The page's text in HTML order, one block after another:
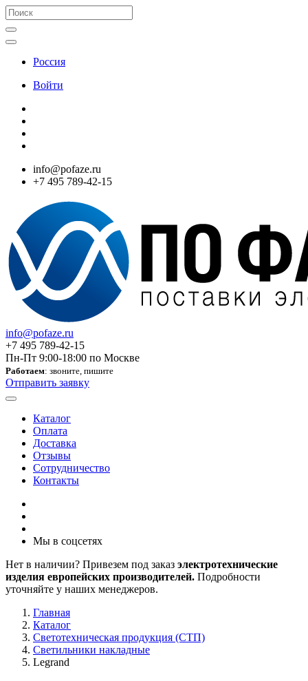
Россия
Войти
info@pofaze.ru
+7 495 789-42-15
info@pofaze.ru
+7 495 789-42-15
Пн-Пт 9:00-18:00 по Москве
Работаем: звоните, пишите
Отправить заявку
Каталог
Оплата
Доставка
Отзывы
Сотрудничество
Контакты
Мы в соцсетях
Нет в наличии? Привезем под заказ электротехнические
изделия европейских производителей. Подробности
уточняйте у наших менеджеров.
Главная
Каталог
Светотехническая продукция (СТП)
Светильники накладные
Legrand